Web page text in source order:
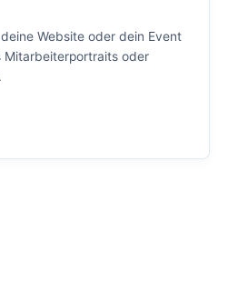
Website oder dein Event
Mitarbeiterportraits oder